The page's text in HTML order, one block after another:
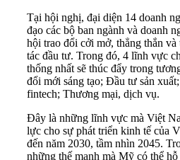
Tại hội nghị, đại diện 14 doanh
đạo các bộ ban ngành và doanh
hội trao đổi cởi mở, thẳng thắn
tác đầu tư. Trong đó, 4 lĩnh vực
thống nhất sẽ thúc đẩy trong
đổi mới sáng tạo; Đầu tư sản
fintech; Thương mại, dịch vụ.
Đây là những lĩnh vực mà Việt
lực cho sự phát triển kinh tế của
đến năm 2030, tầm nhìn 2045.
những thế mạnh mà Mỹ có thể